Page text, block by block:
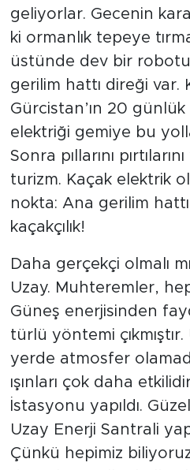
geliyorlar. Gecenin
ki ormanlık tepeye
üstünde dev bir
gerilim hattı direği var.
Gürcistan’ın 20
elektriği gemiye bu
Sonra pıllarını
turizm. Kaçak elektrik
nokta: Ana gerilim
kaçakçılık!
Daha gerçekçi olmalı
Uzay. Muhteremler,
Güneş enerjisinden
türlü yöntemi
yerde atmosfer
ışınları çok daha
İstasyonu yapıldı.
Uzay Enerji Santrali
Çünkü hepimiz